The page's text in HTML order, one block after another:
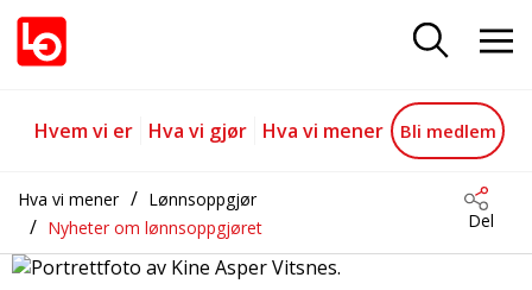
LO krever økt kjøpekraft
Gå til hovedinnhold
Gå til navigasjon
Hvem vi er Hva vi gjør Hva vi mener Bli medlem
Hva vi mener
Lønnsoppgjør
Nyheter om lønnsoppgjøret
Del